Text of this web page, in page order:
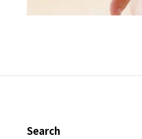
Search